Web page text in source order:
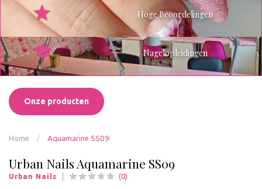
Hoge Beoordelingen
Nagelopleidingen
Onze producten
Home / Aquamarine SS09
Urban Nails Aquamarine SS09
Urban Nails (0)